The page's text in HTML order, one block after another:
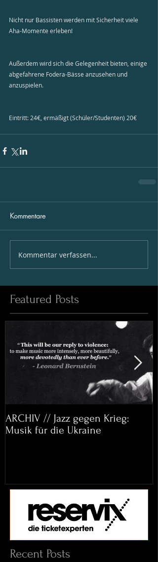
Nicht nur Bassisten werden mit Sicherheit viele
Aha-Momente erleben!
Außerdem wird sich die Gelegenheit bieten, einige
abgefahrene Fodera-Bässe anzusehen und
anzuspielen.
Eintritt: 24€, ermäßigt (Schüler/Studenten) 20€
Kommentare
Kommentar verfassen...
Featured Posts
ARCHIV // Jazz gegen Krieg:
Musik für die Ukraine
Recent Posts